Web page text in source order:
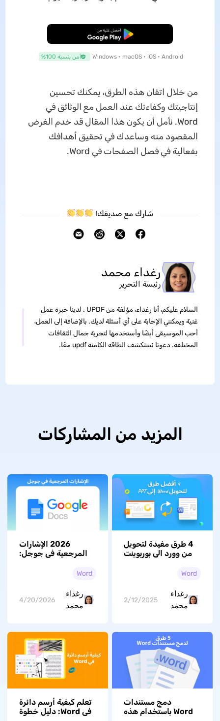
تنزيل مجاني
Windows • macOS • iOS • Android آمن بنسبة 100%
من خلال اتقان هذه الطرق، يمكنك تحسين
إنتاجيتك وكفاءتك عند العمل مع الوثائق في
Word. نأمل أن يكون هذا المقال قد خدم الغرض
المقصود منه وساعدك في تحقيق أهدافك
بفعالية في فصل الصفحات في Word.
شارك مع صديقك!
رغداء محمد
رئيسة التحرير
السلام عليكم، أنا رغداء، مؤلفة من UPDF . لدينا خبرة عمل
غنية ويمكنني الإجابة على أي أسئلة لديك. بالإضافة إلى العمل،
أحب الموسيقى أيضًا وأستخدمها لتجربة جمال الثقافات
المختلفة. دعونا نستكشف الطاقة الكامنة updf معًا.
المزيد من المشاركات
4 طرق مفيدة لتحويل
من وورد الى بوربوينت
Word
رغداء
محمد
2/12/2025
2026 الإشارات
المرجعية في جوجل:
واستعادة الاشاراتWord
رغداء
محمد
4/20/2026
دمج مستندات
Word باستخدام هذه
تعلم كيفية أرسم دائرة
في Word: دليل خطوة